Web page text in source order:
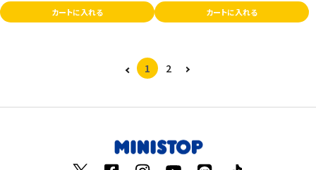
カートに入れる カートに入れる
1 2